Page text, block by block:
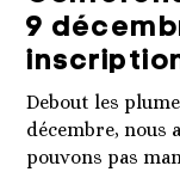
9
Debout les
décembre, nous
pouvons pas